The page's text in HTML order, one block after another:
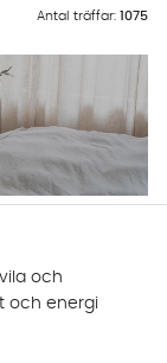
Antal träffar: 1075
och
och energi